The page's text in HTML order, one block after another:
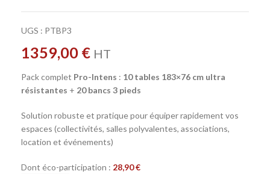
UGS : PTBP3
1359,00 € HT
Pack complet Pro-Intens : 10 tables 183×76 cm ultra
résistantes + 20 bancs 3 pieds
Solution robuste et pratique pour équiper rapidement vos
espaces (collectivités, salles polyvalentes, associations,
location et événements)
Dont éco-participation : 28,90€